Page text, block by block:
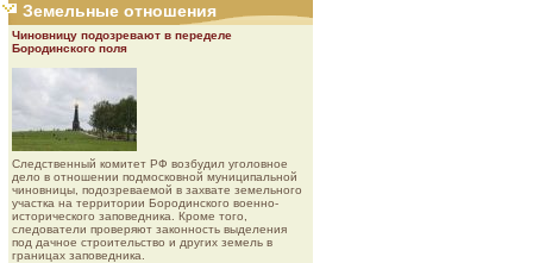
Земельные отношения
Чиновницу подозревают в переделе
Бородинского поля
Следственный комитет РФ возбудил уголовное
дело в отношении подмосковной муниципальной
чиновницы, подозреваемой в захвате земельного
участка на территории Бородинского военно-
исторического заповедника. Кроме того,
следователи проверяют законность выделения
под дачное строительство и других земель в
границах заповедника.